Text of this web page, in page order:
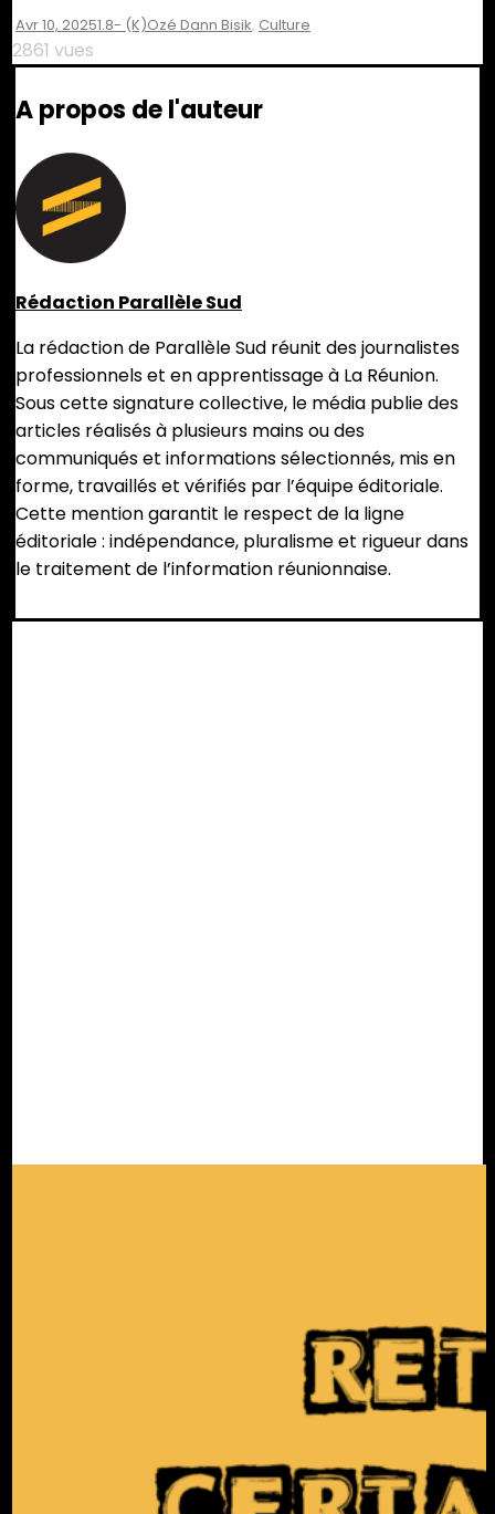
Avr 10, 20251.8- (K)ozé Dann Bisik, Culture
2861 vues
A propos de l'auteur
Rédaction Parallèle Sud
La rédaction de Parallèle Sud réunit des journalistes
professionnels et en apprentissage à La Réunion.
Sous cette signature collective, le média publie des
articles réalisés à plusieurs mains ou des
communiqués et informations sélectionnés, mis en
forme, travaillés et vérifiés par l’équipe éditoriale.
Cette mention garantit le respect de la ligne
éditoriale : indépendance, pluralisme et rigueur dans
le traitement de l’information réunionnaise.